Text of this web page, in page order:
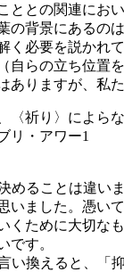
ととの関連にお
の背景にあるの
く必要を説かれ
自らの立ち位
ありますが、私
〈祈り〉によら
めることは違い
ました。憑い
くために大切な
です。
い換えると、「